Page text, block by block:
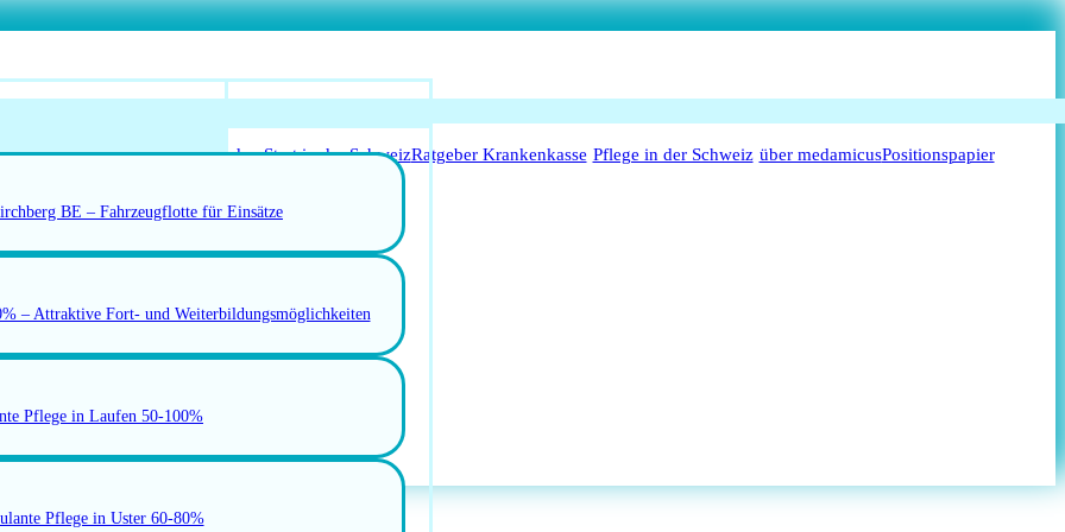
Anerkennung für ÄrzteLeitfaden Start in der SchweizRatgeber Krankenkasse Pflege in der Schweiz über medamicusPositionspapier
Jobs in der Ostschweiz
BE – Fahrzeugflotte für Einsätze
– Attraktive Fort- und Weiterbildungsmöglichkeiten
Pflege in Laufen 50-100%
Pflege in Uster 60-80%